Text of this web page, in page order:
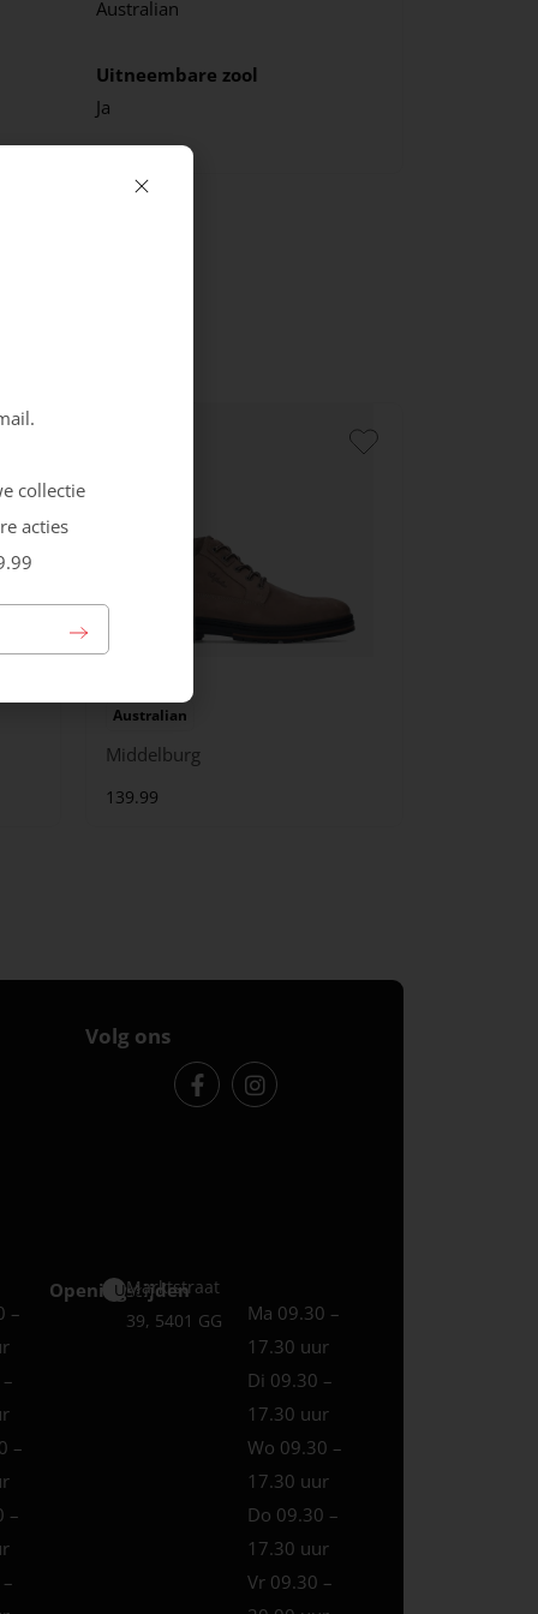
Australian
Uitneembare zool
Ja
Australian
Middelburg
139.99
Volg ons
–
–
–
Openingstijden
Uden
Marktstraat
39, 5401 GG
Ma 09.30 –
17.30 uur
Di 09.30 –
17.30 uur
Wo 09.30 –
17.30 uur
Do 09.30 –
17.30 uur
Vr 09.30 –
collectie
acties